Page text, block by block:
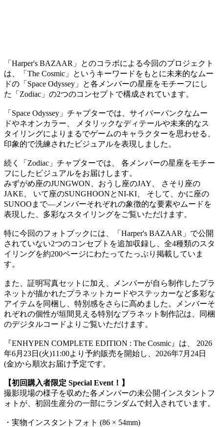
「Harper's BAZAAR」とのコラボによる今回のプロジェクト
は、「The Cosmic」というキーワードをもとに未来的なムー
ドの「Space Odyssey」と各メンバーの星座をモチーフにし
た「Zodiac」の2つのコンセプトで構成されています。
「Space Odyssey」チャプターでは、サイバーパンクなムー
ドやネオンカラー、 メタリックなディテールや未来的なス
タイリングによりまるでゲームのキャラクターを思わせる、
印象的で洗練されたビジュアルを表現しました。
続く「Zodiac」チャプターでは、 各メンバーの星座をモチー
フにしたビジュアルをお届けします。
みずがめ座のJUNGWON、おうし座のJAY、 さそり座の
JAKE、 いて座のSUNGHOONとNI-KI、 そして、かに座の
SUNOOまで―メンバーそれぞれの象徴的な要素やムードを
表現した、多彩なスタイリングをご覧いただけます。
特に今回のフォトブックには、「Harper's BAZAAR」で公開
されていない2つのコンセプトを追加収録し、全4種類のスタ
イリングを約200ページにわたってたっぷり掲載していま
す。
また、証明写真セットに加え、メンバーが自ら制作したプラ
ネットが描かれたプラネットカードやステッカーなど多彩な
アイテムを同梱し、特別感をさらに高めました。メンバーそ
れぞれの個性が垣間見える特別なプラネット制作記は、同梱
のデジタルコードよりご覧いただけます。
『ENHYPEN COMPLETE EDITION : The Cosmic』は、 2026
年6月23日(火)11:00より予約販売を開始し、2026年7月24日
(金)から順次お届け予定です。
【初回購入者限定 Special Event！】
撮影現場の様子を収めた各メンバーの未公開インスタントフ
ォトが、初回生産分の一部にランダムで封入されています。
・実物インスタントフォト (86 × 54mm)